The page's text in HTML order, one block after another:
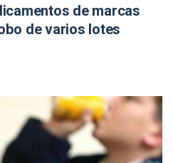
de marcas
de varios lotes